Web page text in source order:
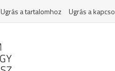
Ugrás a tartalomhoz Ugrás a